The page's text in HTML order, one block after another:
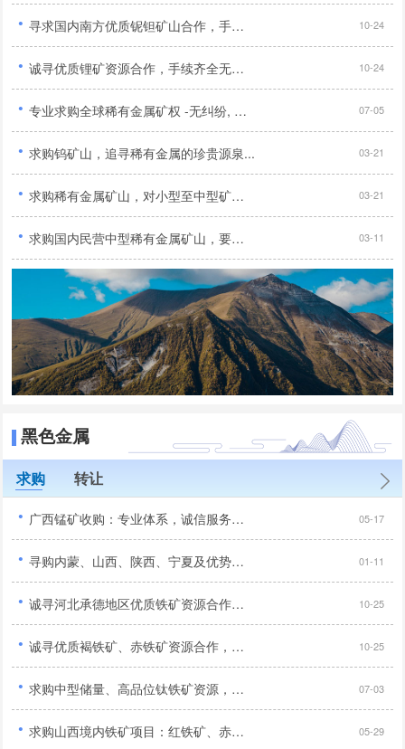
· 寻求国内南方优质铌钽矿山合作，手续齐全品位达标优先... 10-24
· 诚寻优质锂矿资源合作，手续齐全无纠纷优先,合作顺利... 10-24
· 专业求购全球稀有金属矿权 -无纠纷, 寻求长期合作伙伴... 07-05
· 求购钨矿山，追寻稀有金属的珍贵源泉... 03-21
· 求购稀有金属矿山，对小型至中型矿山感兴趣... 03-21
· 求购国内民营中型稀有金属矿山，要求手续齐全... 03-11
黑色金属
求购 转让
· 广西锰矿收购：专业体系，诚信服务，合作共赢... 05-17
· 寻购内蒙、山西、陕西、宁夏及优势地区优质铁矿项目... 01-11
· 诚寻河北承德地区优质铁矿资源合作，手续齐全无纠纷优先... 10-25
· 诚寻优质褐铁矿、赤铁矿资源合作，手续齐全无纠纷优先... 10-25
· 求购中型储量、高品位钛铁矿资源，需具备合法采矿证件，寻求长期合作伙伴共同开发... 07-03
· 求购山西境内铁矿项目：红铁矿、赤铁矿、褐铁矿、菱铁矿、镜铁矿及高碳难选金矿... 05-29